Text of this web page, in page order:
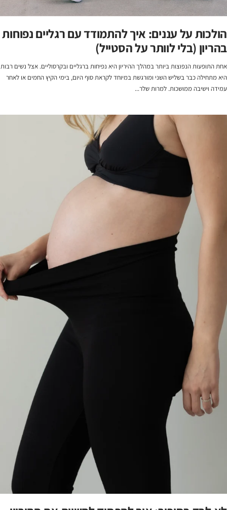
הולכות על עננים: איך להתמודד עם רגליים נפוחות
בהריון (בלי לוותר על הסטייל)
אחת התופעות הנפוצות ביותר במהלך ההיריון היא נפיחות ברגליים ובקרסוליים. אצל נשים רבות
היא מתחילה כבר בשליש השני ומורגשת במיוחד לקראת סוף היום, בימי הקיץ החמים או לאחר
עמידה וישיבה ממושכות. למרות שלר...